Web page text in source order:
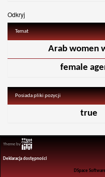
Odkryj
Temat
Arab women
female
Posiada pliki pozycji
true
Theme by
Deklaracja dostępności
DSpace